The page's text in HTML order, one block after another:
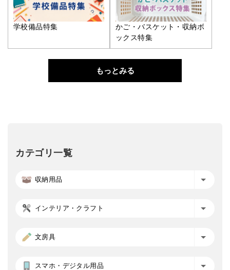
学校備品特集
かご・バスケット・収納ボ
ックス特集
もっとみる
カテゴリ一覧
収納用品
インテリア・クラフト
文房具
スマホ・デジタル用品